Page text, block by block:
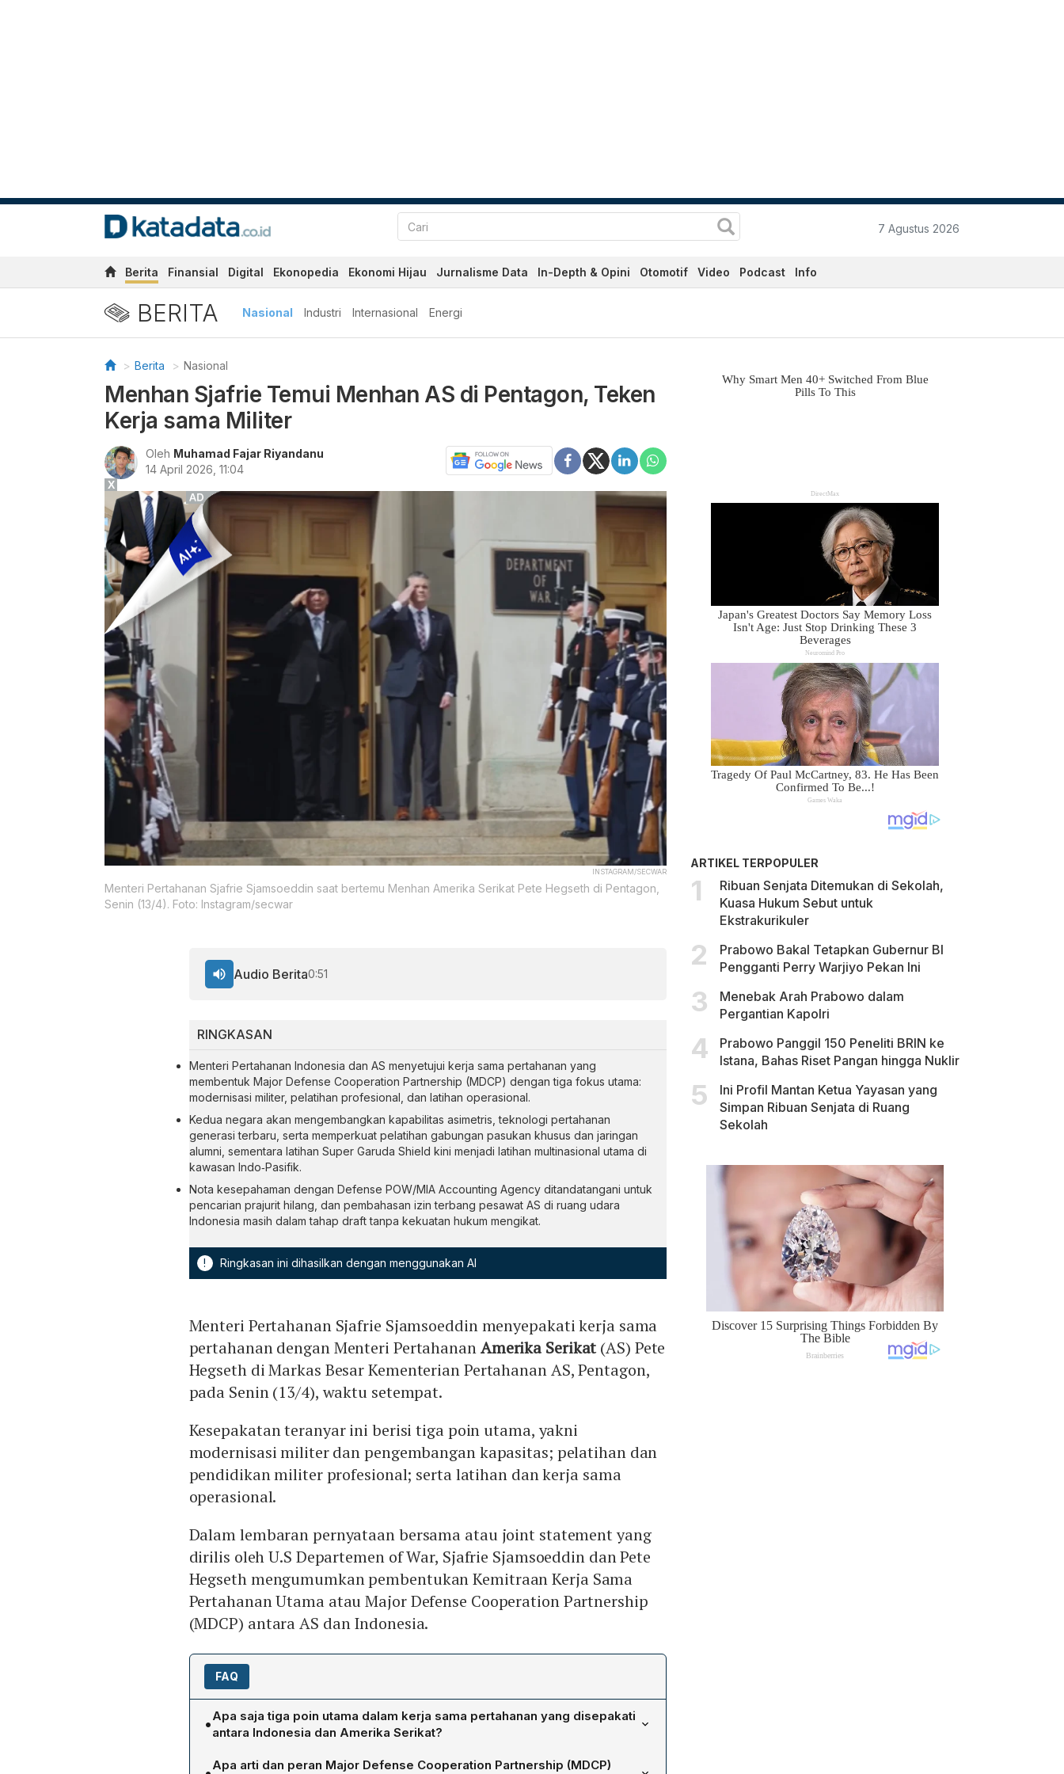
7 Agustus 2026
Berita Finansial Digital Ekonopedia Ekonomi Hijau Jurnalisme Data In-Depth & Opini Otomotif Video Podcast Info
BERITA Nasional Industri Internasional Energi
Berita Nasional
Menhan Sjafrie Temui Menhan AS di Pentagon, Teken
Kerja sama Militer
Oleh Muhamad Fajar Riyandanu
14 April 2026, 11:04
INSTAGRAM/SECWAR
Menteri Pertahanan Sjafrie Sjamsoeddin saat bertemu Menhan Amerika Serikat Pete Hegseth di Pentagon,
Senin (13/4). Foto: Instagram/secwar
RINGKASAN
Menteri Pertahanan Indonesia dan AS menyetujui kerja sama pertahanan yang
membentuk Major Defense Cooperation Partnership (MDCP) dengan tiga fokus utama:
modernisasi militer, pelatihan profesional, dan latihan operasional.
Kedua negara akan mengembangkan kapabilitas asimetris, teknologi pertahanan
generasi terbaru, serta memperkuat pelatihan gabungan pasukan khusus dan jaringan
alumni, sementara latihan Super Garuda Shield kini menjadi latihan multinasional utama di
kawasan Indo‑Pasifik.
Nota kesepahaman dengan Defense POW/MIA Accounting Agency ditandatangani untuk
pencarian prajurit hilang, dan pembahasan izin terbang pesawat AS di ruang udara
Indonesia masih dalam tahap draft tanpa kekuatan hukum mengikat.
! Ringkasan ini dihasilkan dengan menggunakan AI
Audio Berita0:51
Menteri Pertahanan Sjafrie Sjamsoeddin menyepakati kerja sama
pertahanan dengan Menteri PertahananAmerika Serikat(AS) Pete
Hegseth di Markas Besar Kementerian Pertahanan AS, Pentagon,
pada Senin (13/4), waktu setempat.
Kesepakatan teranyar ini berisi tiga poin utama, yakni
modernisasi militer dan pengembangan kapasitas; pelatihan dan
pendidikan militer profesional; serta latihan dan kerja sama
operasional.
Dalam lembaran pernyataan bersama atau joint statement yang
dirilis oleh U.S Departemen of War, Sjafrie Sjamsoeddin dan Pete
Hegseth mengumumkan pembentukan Kemitraan Kerja Sama
Pertahanan Utama atau Major Defense Cooperation Partnership
(MDCP) antara AS dan Indonesia.
FAQ
•Apa saja tiga poin utama dalam kerja sama pertahanan yang disepakati
antara Indonesia dan Amerika Serikat?
Kesepakatan mencakup (1) modernisasi militer dan pengembangan kapasitas,
Apa arti dan peran Major Defense Cooperation Partnership (MDCP)
ARTIKEL TERPOPULER
Ribuan Senjata Ditemukan di Sekolah,
Kuasa Hukum Sebut untuk
Ekstrakurikuler
Prabowo Bakal Tetapkan Gubernur BI
Pengganti Perry Warjiyo Pekan Ini
Menebak Arah Prabowo dalam
Pergantian Kapolri
Prabowo Panggil 150 Peneliti BRIN ke
Istana, Bahas Riset Pangan hingga Nuklir
Ini Profil Mantan Ketua Yayasan yang
Simpan Ribuan Senjata di Ruang
Sekolah
X